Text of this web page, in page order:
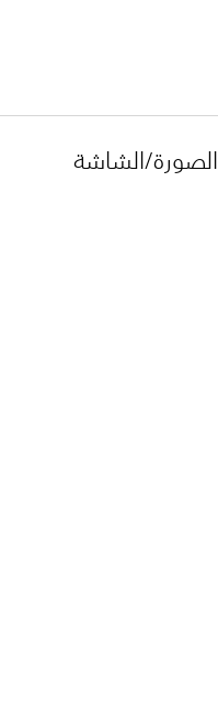
الصورة/الشاشة